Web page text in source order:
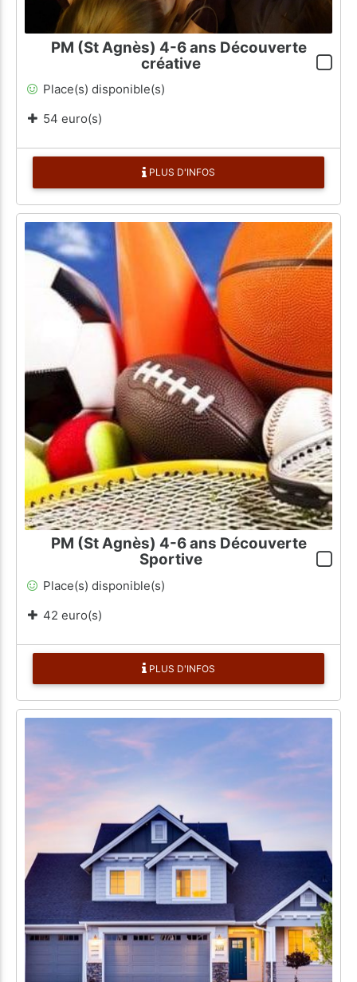
PM (St Agnès) 4-6 ans Découverte
créative
Place(s) disponible(s)
54 euro(s)
PLUS D'INFOS
PM (St Agnès) 4-6 ans Découverte
Sportive
Place(s) disponible(s)
42 euro(s)
PLUS D'INFOS